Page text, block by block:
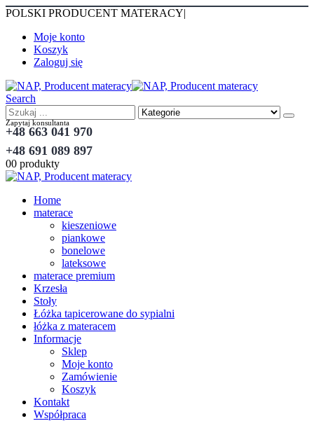
POLSKI PRODUCENT MATERACY|
Moje konto
Koszyk
Zaloguj się
Search
Zapytaj konsultanta
+48 663 041 970
+48 691 089 897
00 produkty
Home
materace
kieszeniowe
piankowe
bonelowe
lateksowe
materace premium
Krzesła
Stoły
Łóżka tapicerowane do sypialni
łóżka z materacem
Informacje
Sklep
Moje konto
Zamówienie
Koszyk
Kontakt
Współpraca